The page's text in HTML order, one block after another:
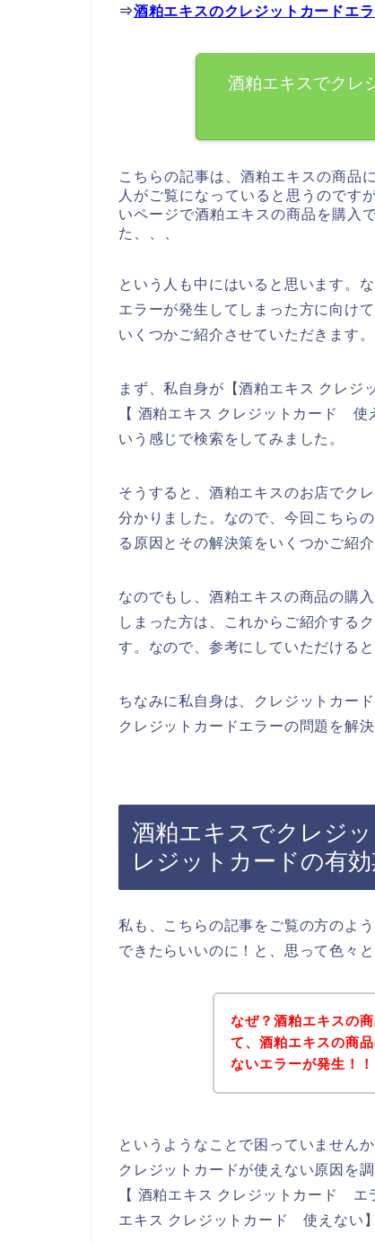
⇒酒粕エキスのクレジットカードエ
酒粕エキスでクレ
こちらの記事は、酒粕エキスの商品
人がご覧になっていると思うのです
いページで酒粕エキスの商品を購入
た、、、
という人も中にはいると思います。
エラーが発生してしまった方に向け
いくつかご紹介させていただきます。
まず、私自身が【酒粕エキス クレ
【 酒粕エキス クレジットカード
いう感じで検索をしてみました。
そうすると、酒粕エキスのお店でク
分かりました。なので、今回こちら
る原因とその解決策をいくつかご紹
なのでもし、酒粕エキスの商品の購
しまった方は、これからご紹介する
す。なので、参考にしていただけると
ちなみに私自身は、クレジットカー
クレジットカードエラーの問題を解
酒粕エキスでクレジ
レジットカードの有効
私も、こちらの記事をご覧の方のよ
できたらいいのに！と、思って色々
なぜ？酒粕エキスの
て、酒粕エキスの商
ないエラーが発生！！
というようなことで困っていません
クレジットカードが使えない原因を
【 酒粕エキス クレジットカード
エキス クレジットカード 使えない